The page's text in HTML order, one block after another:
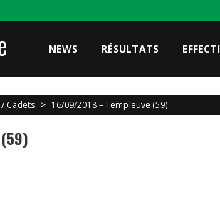
NEWS RÉSULTATS
Cadets > 16/09/2018 – Templeuve (59)